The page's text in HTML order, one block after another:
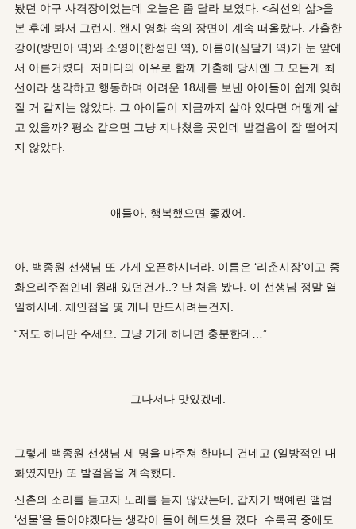
봤던 야구 사격장이었는데 오늘은 좀 달라 보였다. <최선의 삶>을
본 후에 봐서 그런지. 왠지 영화 속의 장면이 계속 떠올랐다. 가출한
강이(방민아 역)와 소영이(한성민 역), 아름이(심달기 역)가 눈 앞에
서 아른거렸다. 저마다의 이유로 함께 가출해 당시엔 그 모든게 최
선이라 생각하고 행동하며 어려운 18세를 보낸 아이들이 쉽게 잊혀
질 거 같지는 않았다. 그 아이들이 지금까지 살아 있다면 어떻게 살
고 있을까? 평소 같으면 그냥 지나쳤을 곳인데 발걸음이 잘 떨어지
지 않았다.
애들아, 행복했으면 좋겠어.
아, 백종원 선생님 또 가게 오픈하시더라. 이름은 ‘리춘시장’이고 중
화요리주점인데 원래 있던건가..? 난 처음 봤다. 이 선생님 정말 열
일하시네. 체인점을 몇 개나 만드시려는건지.
“저도 하나만 주세요. 그냥 가게 하나면 충분한데…”
그나저나 맛있겠네.
그렇게 백종원 선생님 세 명을 마주쳐 한마디 건네고 (일방적인 대
화였지만) 또 발걸음을 계속했다.
신촌의 소리를 듣고자 노래를 듣지 않았는데, 갑자기 백예린 앨범
‘선물’을 들어야겠다는 생각이 들어 헤드셋을 꼈다. 수록곡 중에도